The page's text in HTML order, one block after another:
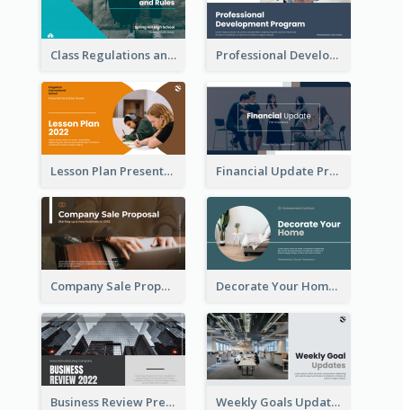
Class Regulations and Rules Presentation Professional Development Program Presentation
Lesson Plan Presentation Financial Update Presentation
Company Sale Proposal Decorate Your Home Presentation
Business Review Presentations Weekly Goals Updates Presentation